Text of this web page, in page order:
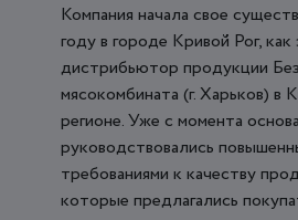
Компания начала свое
году в городе Кривой Рог,
дистрибьютор продукции
мясокомбината (г. Харьков) в
регионе. Уже с момента
руководствовались
требованиями к качеству
которые предлагались